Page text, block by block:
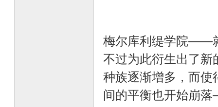
梅尔库利缇学院——
不过为此衍生出了新
种族逐渐增多，而使
间的平衡也开始崩